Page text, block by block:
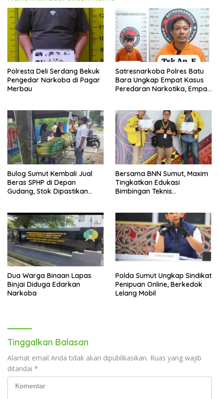
Polresta Deli Serdang Bekuk
Pengedar Narkoba di Pagar
Merbau
Satresnarkoba Polres Batu
Bara Ungkap Empat Kasus
Peredaran Narkotika, Empat
Bulog Sumut Kembali Jual
Beras SPHP di Depan
Gudang, Stok Dipastikan
Bersama BNN Sumut, Maxim
Tingkatkan Edukasi
Bimbingan Teknis
Dua Warga Binaan Lapas
Binjai Diduga Edarkan
Narkoba
Polda Sumut Ungkap Sindikat
Penipuan Online, Berkedok
Lelang Mobil
Tinggalkan Balasan
Alamat email Anda tidak akan dipublikasikan. Ruas yang wajib
ditandai *